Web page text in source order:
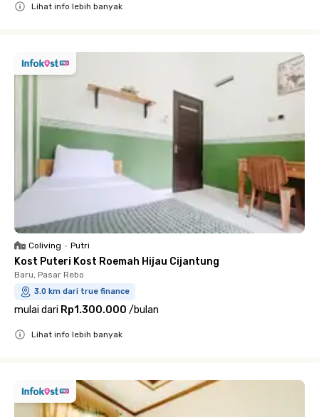
Lihat info lebih banyak
Coliving • Putri
Kost Puteri Kost Roemah Hijau Cijantung
Baru, Pasar Rebo
3.0 km dari true finance
mulai dari Rp1.300.000 /bulan
Lihat info lebih banyak